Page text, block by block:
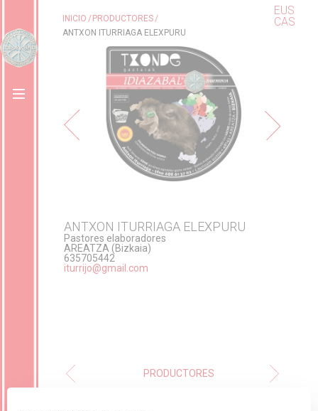
EUS
CAS
INICIO
PRODUCTORES
ANTXON ITURRIAGA ELEXPURU
ANTXON ITURRIAGA ELEXPURU
Pastores elaboradores
AREATZA (Bizkaia)
635705442
iturrijo@gmail.com
PRODUCTORES